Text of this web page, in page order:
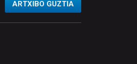
ARTXIBO GUZTIA